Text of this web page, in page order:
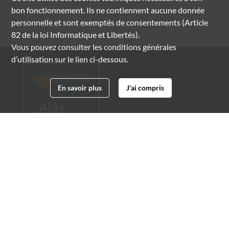
bon fonctionnement. Ils ne contiennent aucune donnée
personnelle et sont exemptés de consentements (Article
82 de la loi Informatique et Libertés).
Vous pouvez consulter les conditions générales
d’utilisation sur le lien ci-dessous.
En savoir plus J'ai compris